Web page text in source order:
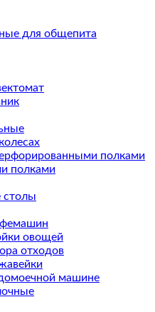
для общепита
полками
полками
столы
овощей
отходов
машине